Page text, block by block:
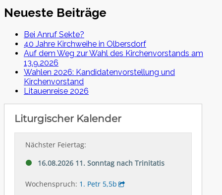
Neueste Beiträge
Bei Anruf Sekte?
40 Jahre Kirchweihe in Olbersdorf
Auf dem Weg zur Wahl des Kirchenvorstands am
13.9.2026
Wahlen 2026: Kandidatenvorstellung und
Kirchenvorstand
Litauenreise 2026